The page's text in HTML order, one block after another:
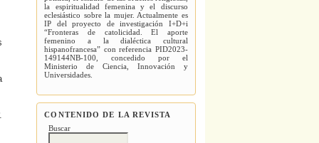
la espiritualidad femenina y el discurso
eclesiástico sobre la mujer. Actualmente es
IP del proyecto de investigación I+D+i
“Fronteras de catolicidad. El aporte
femenino a la dialéctica cultural
hispanofrancesa” con referencia PID2023-
149144NB-100, concedido por el
Ministerio de Ciencia, Innovación y
Universidades.
CONTENIDO DE LA REVISTA
Buscar